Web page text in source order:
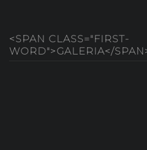
<SPAN CLASS="FIRST-
WORD">GALERIA</